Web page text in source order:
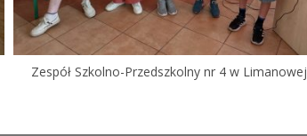
Zespół Szkolno-Przedszkolny nr 4 w Limanowej